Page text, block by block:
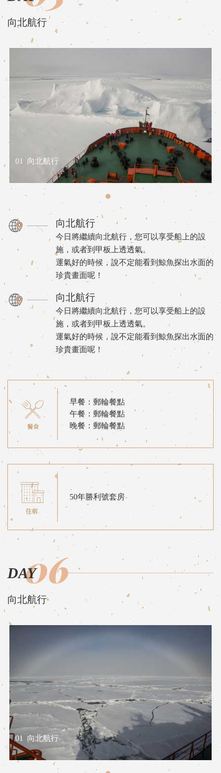
向北航行
01 向北航行
向北航行
今日將繼續向北航行，您可以享受船上的設
施，或者到甲板上透透氣。
運氣好的時候，說不定能看到鯨魚探出水面的
珍貴畫面呢！
向北航行
今日將繼續向北航行，您可以享受船上的設
施，或者到甲板上透透氣。
運氣好的時候，說不定能看到鯨魚探出水面的
珍貴畫面呢！
早餐：郵輪餐點
午餐：郵輪餐點
晚餐：郵輪餐點
50年勝利號套房
DAY06
向北航行
01 向北航行